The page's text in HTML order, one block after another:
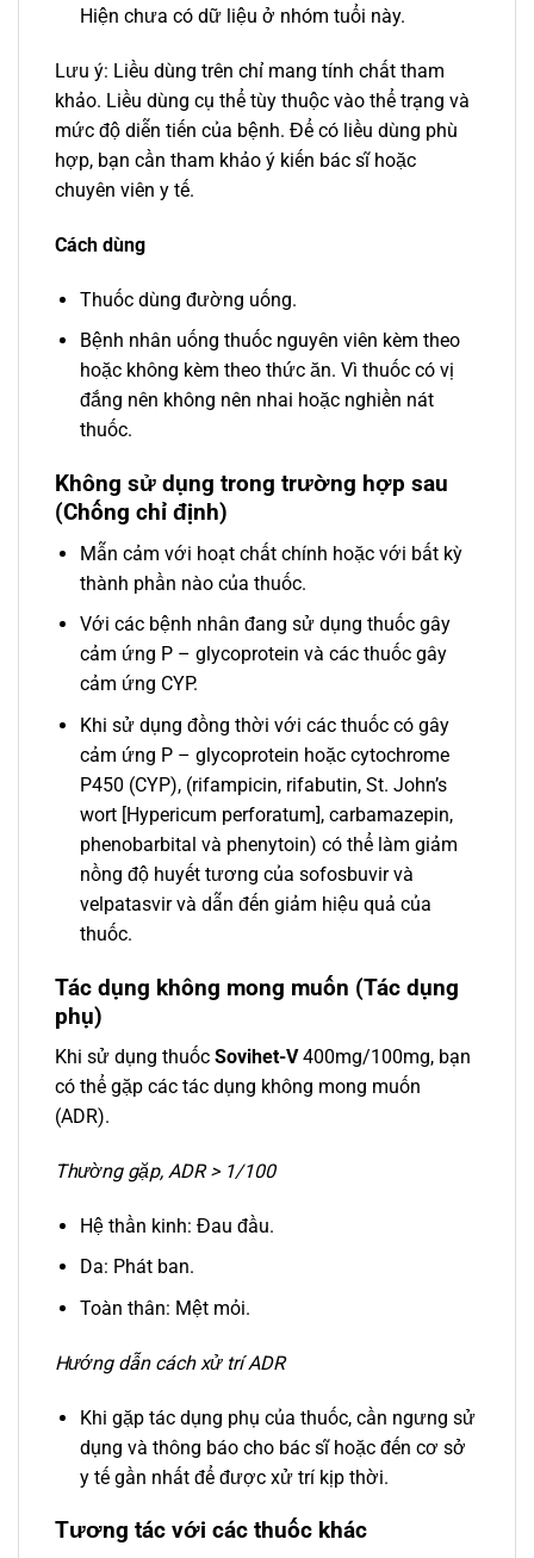
Hiện chưa có dữ liệu ở nhóm tuổi này.
Lưu ý: Liều dùng trên chỉ mang tính chất tham
khảo. Liều dùng cụ thể tùy thuộc vào thể trạng và
mức độ diễn tiến của bệnh. Để có liều dùng phù
hợp, bạn cần tham khảo ý kiến bác sĩ hoặc
chuyên viên y tế.
Cách dùng
Thuốc dùng đường uống.
Bệnh nhân uống thuốc nguyên viên kèm theo
hoặc không kèm theo thức ăn. Vì thuốc có vị
đắng nên không nên nhai hoặc nghiền nát
thuốc.
Không sử dụng trong trường hợp sau
(Chống chỉ định)
Mẫn cảm với hoạt chất chính hoặc với bất kỳ
thành phần nào của thuốc.
Với các bệnh nhân đang sử dụng thuốc gây
cảm ứng P – glycoprotein và các thuốc gây
cảm ứng CYP.
Khi sử dụng đồng thời với các thuốc có gây
cảm ứng P – glycoprotein hoặc cytochrome
P450 (CYP), (rifampicin, rifabutin, St. John’s
wort [Hypericum perforatum], carbamazepin,
phenobarbital và phenytoin) có thể làm giảm
nồng độ huyết tương của sofosbuvir và
velpatasvir và dẫn đến giảm hiệu quả của
thuốc.
Tác dụng không mong muốn (Tác dụng
phụ)
Khi sử dụng thuốc Sovihet-V400mg/100mg, bạn
có thể gặp các tác dụng không mong muốn
(ADR).
Thường gặp, ADR > 1/100
Hệ thần kinh: Đau đầu.
Da: Phát ban.
Toàn thân: Mệt mỏi.
Hướng dẫn cách xử trí ADR
Khi gặp tác dụng phụ của thuốc, cần ngưng sử
dụng và thông báo cho bác sĩ hoặc đến cơ sở
y tế gần nhất để được xử trí kịp thời.
Tương tác với các thuốc khác